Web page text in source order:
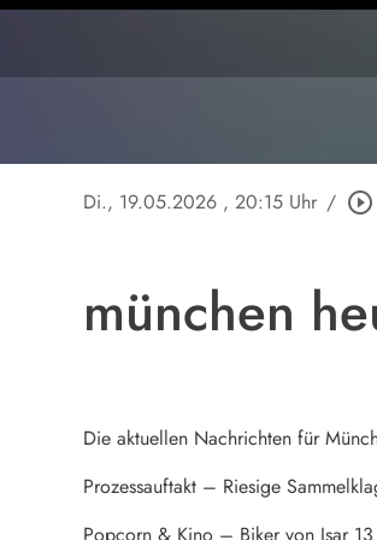
Di., 19.05.2026 , 20:15 Uhr / play_circle_outline
münchen
Die aktuellen Nachrichten für
Prozessauftakt – Riesige